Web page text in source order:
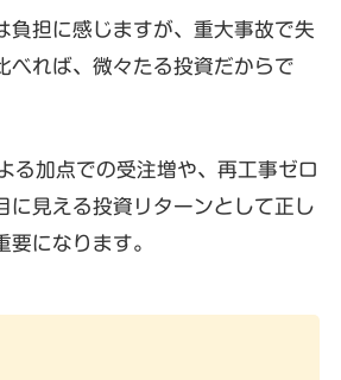
負担に感じますが、重大事故で失
べれば、微々たる投資だからで
る加点での受注増や、再工事ゼロ
に見える投資リターンとして正し
要になります。